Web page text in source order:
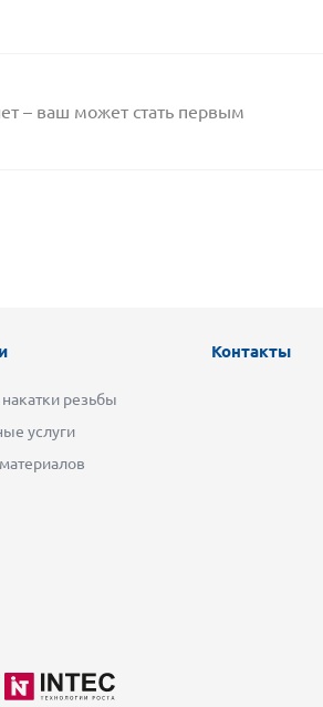
– ваш может стать первым
накатки резьбы
услуги
Контакты